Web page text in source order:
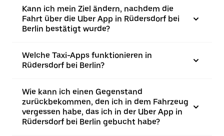
Kann ich mein Ziel ändern, nachdem die
Fahrt über die Uber App in Rüdersdorf bei
Berlin bestätigt wurde?
Welche Taxi-Apps funktionieren in
Rüdersdorf bei Berlin?
Wie kann ich einen Gegenstand
zurückbekommen, den ich in dem Fahrzeug
vergessen habe, das ich in der Uber App in
Rüdersdorf bei Berlin gebucht habe?